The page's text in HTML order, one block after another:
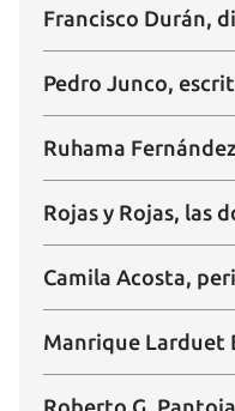
Francisco Durán,
Pedro Junco,
Ruhama
Rojas y Rojas, las
Camila Acosta,
Manrique Larduet